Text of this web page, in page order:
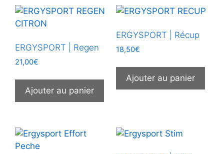
ERGYSPORT | Regen
21,00€
Ajouter au panier
ERGYSPORT | Récup
18,50€
Ajouter au panier